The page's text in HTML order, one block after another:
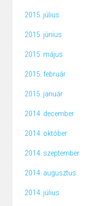
2015. július
2015. június
2015. május
2015. február
2015. január
2014. december
2014. október
2014. szeptember
2014. augusztus
2014. július